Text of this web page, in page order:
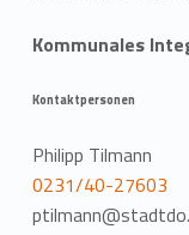
Kommunales
Kontaktpersonen
Philipp Tilmann
0231/40-27603